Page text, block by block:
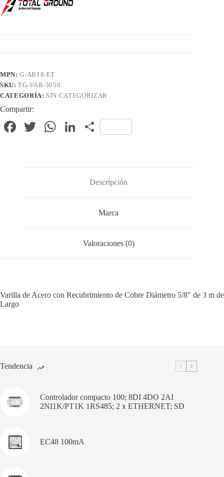
MPN:G-AB18-ET
SKU:TG-VAR-3058
CATEGORÍA: SIN CATEGORIZAR
Compartir:
Fa T
W
Li
In
C
pa
rti
r
Descripción
Marca
Valoraciones (0)
Varilla de Acero con Recubrimiento de Cobre Diámetro 5/8″ de 3 m de
Largo
Tendencia
Controlador compacto 100; 8DI 4DO 2AI
2NI1K/PT1K 1RS485; 2 x ETHERNET; SD
EC48 100mA